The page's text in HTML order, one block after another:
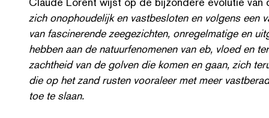
zich onophoudelijk en vast­besloten en volgens een
van fascinerende zeegezicht­en, onregel­matige en
hebben aan de natu­ur­fenome­nen van eb, vloed en
zachtheid van de golven die komen en gaan, zich
die op het zand rusten vooraleer met meer
toe te slaan.